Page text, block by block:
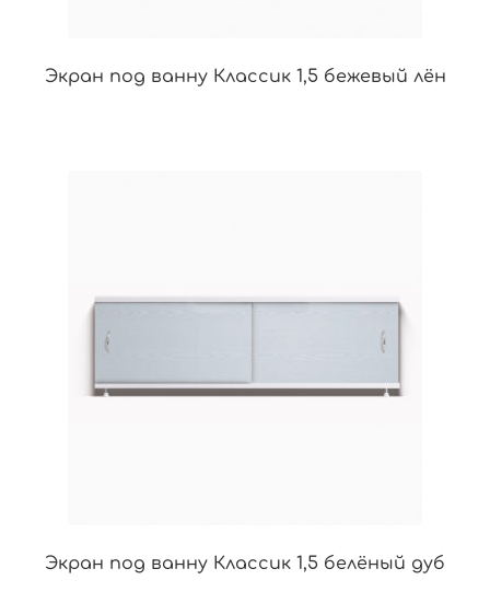
Экран под ванну Классик 1,5 бежевый лён
Экран под ванну Классик 1,5 белёный дуб